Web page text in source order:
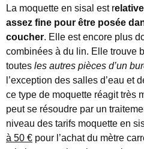
La moquette en sisal est r
assez fine pour être posée
coucher. Elle est encore plus
combinées à du lin. Elle trouve
toutes les autres pièces d’un
l’exception des salles d’eau et
ce type de moquette réagit très
peut se résoudre par un
niveau des tarifs moquette en
à 50 € pour l’achat du mètre